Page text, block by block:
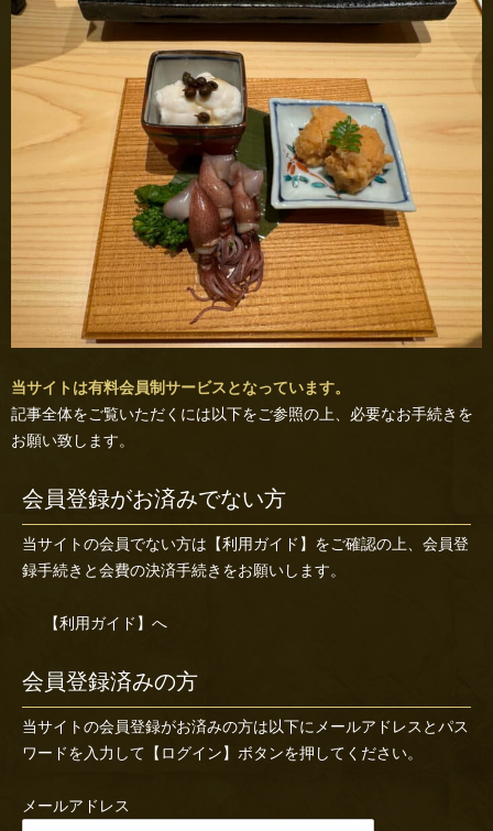
当サイトは有料会員制サービスとなっています。
記事全体をご覧いただくには以下をご参照の上、必要なお手続きを
お願い致します。
会員登録がお済みでない方
当サイトの会員でない方は 【利用ガイド】 をご確認の上、会員登
録手続きと会費の決済手続きをお願いします。
【利用ガイド】へ
会員登録済みの方
当サイトの会員登録がお済みの方は以下にメールアドレスとパス
ワードを入力して【ログイン】ボタンを押してください。
メールアドレス